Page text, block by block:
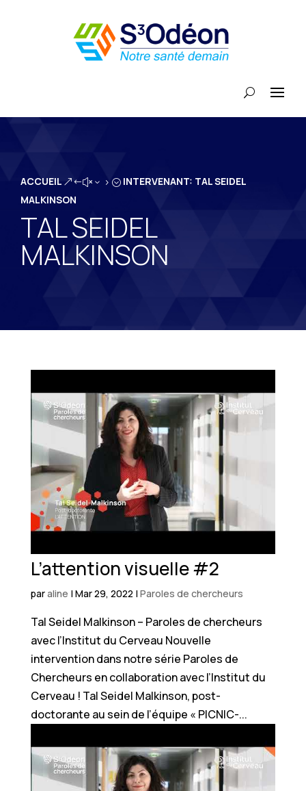
ACCUEIL &#x35; INTERVENANT: TAL SEIDEL
MALKINSON
TAL SEIDEL
MALKINSON
L’attention visuelle #2
paraline | Mar 29, 2022 | Paroles de chercheurs
Tal Seidel Malkinson – Paroles de chercheurs
avec l’Institut du Cerveau Nouvelle
intervention dans notre série Paroles de
Chercheurs en collaboration avec l’Institut du
Cerveau ! Tal Seidel Malkinson, post-
doctorante au sein de l’équipe « PICNIC-...